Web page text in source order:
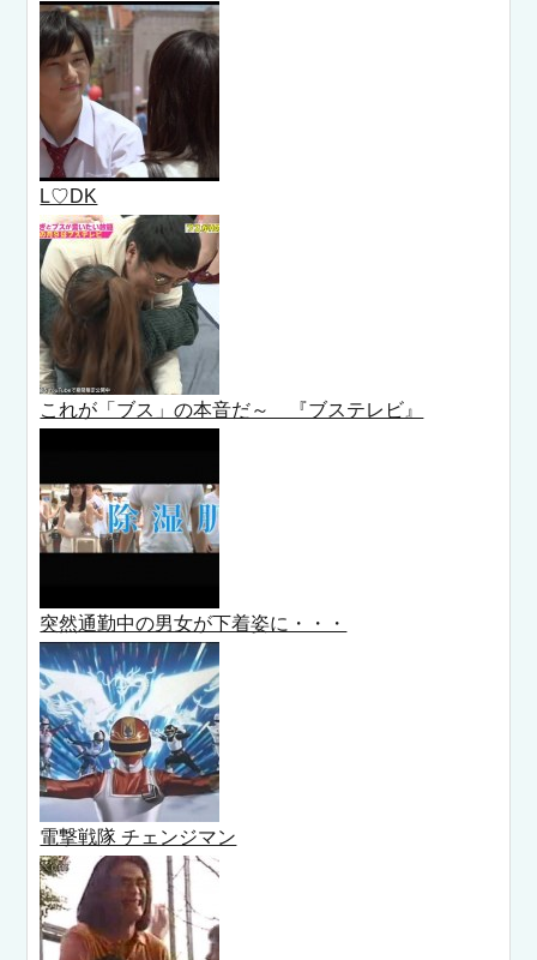
L♡DK
これが「ブス」の本音だ～ 『ブステレビ』
突然通勤中の男女が下着姿に・・・
電撃戦隊 チェンジマン